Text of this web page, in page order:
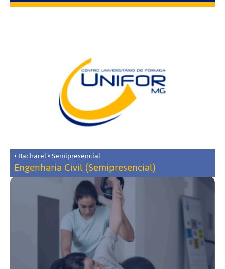
• Bacharel • Semipresencial
Engenharia Civil (Semipresencial)